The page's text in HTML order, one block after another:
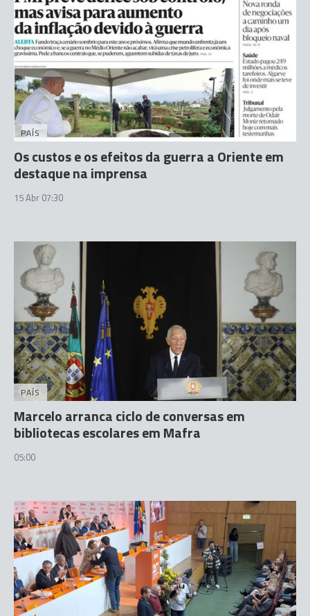
PAÍS
Os custos e os efeitos da guerra a Oriente em
destaque na imprensa
15 Abr 07:30
PAÍS
Marcelo arranca ciclo de conversas em
bibliotecas escolares em Mafra
05:00